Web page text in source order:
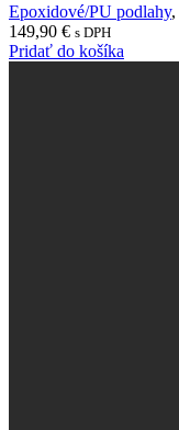
Epoxidové/PU podlahy,
149,90 € s DPH
Pridať do košíka